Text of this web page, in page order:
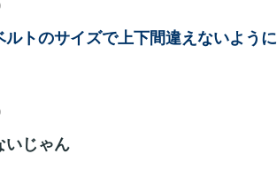
ルトのサイズで上下間違えないよう
いじゃん